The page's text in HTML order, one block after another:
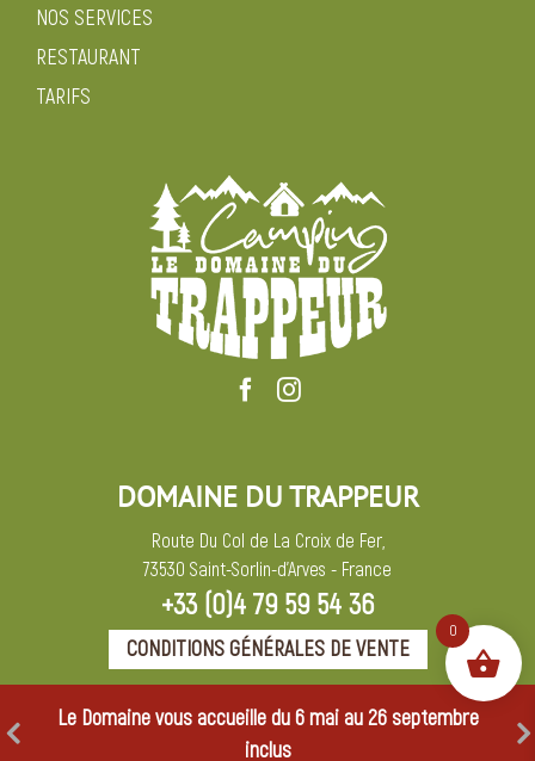
DOMAINE DU TRAPPEUR
Route Du Col de La Croix de Fer,
73530 Saint-Sorlin-d’Arves - France
+33 (0)4 79 59 54 36
CONDITIONS GÉNÉRALES DE VENTE
Le Domaine vous accueille du 6 mai au 26 septembre
inclus
0